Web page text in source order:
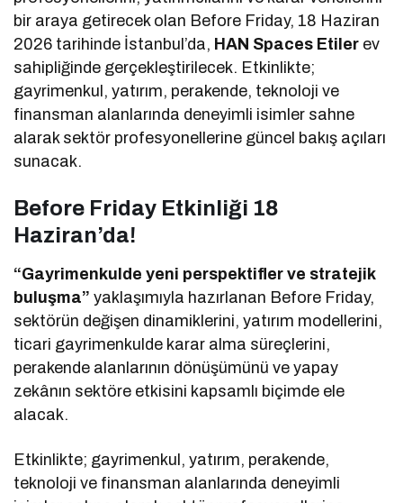
bir araya getirecek olan Before Friday, 18 Haziran
2026 tarihinde İstanbul’da, HAN Spaces Etiler ev
sahipliğinde gerçekleştirilecek. Etkinlikte;
gayrimenkul, yatırım, perakende, teknoloji ve
finansman alanlarında deneyimli isimler sahne
alarak sektör profesyonellerine güncel bakış açıları
sunacak.
Before Friday Etkinliği 18
Haziran’da!
“Gayrimenkulde yeni perspektifler ve stratejik
buluşma” yaklaşımıyla hazırlanan Before Friday,
sektörün değişen dinamiklerini, yatırım modellerini,
ticari gayrimenkulde karar alma süreçlerini,
perakende alanlarının dönüşümünü ve yapay
zekânın sektöre etkisini kapsamlı biçimde ele
alacak.
Etkinlikte; gayrimenkul, yatırım, perakende,
teknoloji ve finansman alanlarında deneyimli